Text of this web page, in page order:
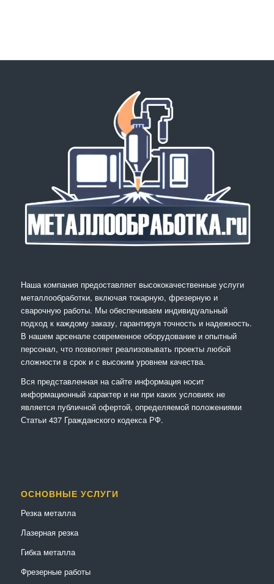
Наша компания предоставляет высококачественные услуги
металлообработки, включая токарную, фрезерную и
сварочную работы. Мы обеспечиваем индивидуальный
подход к каждому заказу, гарантируя точность и надежность.
В нашем арсенале современное оборудование и опытный
персонал, что позволяет реализовывать проекты любой
сложности в срок и с высоким уровнем качества.
Вся представленная на сайте информация носит
информационный характер и ни при каких условиях не
является публичной офертой, определяемой положениями
Статьи 437 Гражданского кодекса РФ.
ОСНОВНЫЕ УСЛУГИ
Резка металла
Лазерная резка
Гибка металла
Фрезерные работы